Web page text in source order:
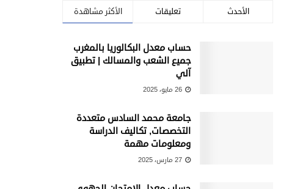
الأكثر مشاهدة تعليقات الأحدث
حساب معدل البكالوريا بالمغرب
جميع الشعب والمسالك | تطبيق
آلي
جامعة محمد السادس متعددة
التخصصات, تكاليف الدراسة
ومعلومات مهمة